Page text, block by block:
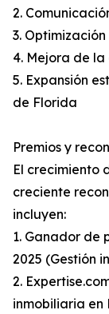
2.
3.
4. Mejora de
5. Expansión
de Florida
Premios y
El crecimiento
creciente
incluyen:
1. Ganador de
2025 (Gestión
2.
inmobiliaria en